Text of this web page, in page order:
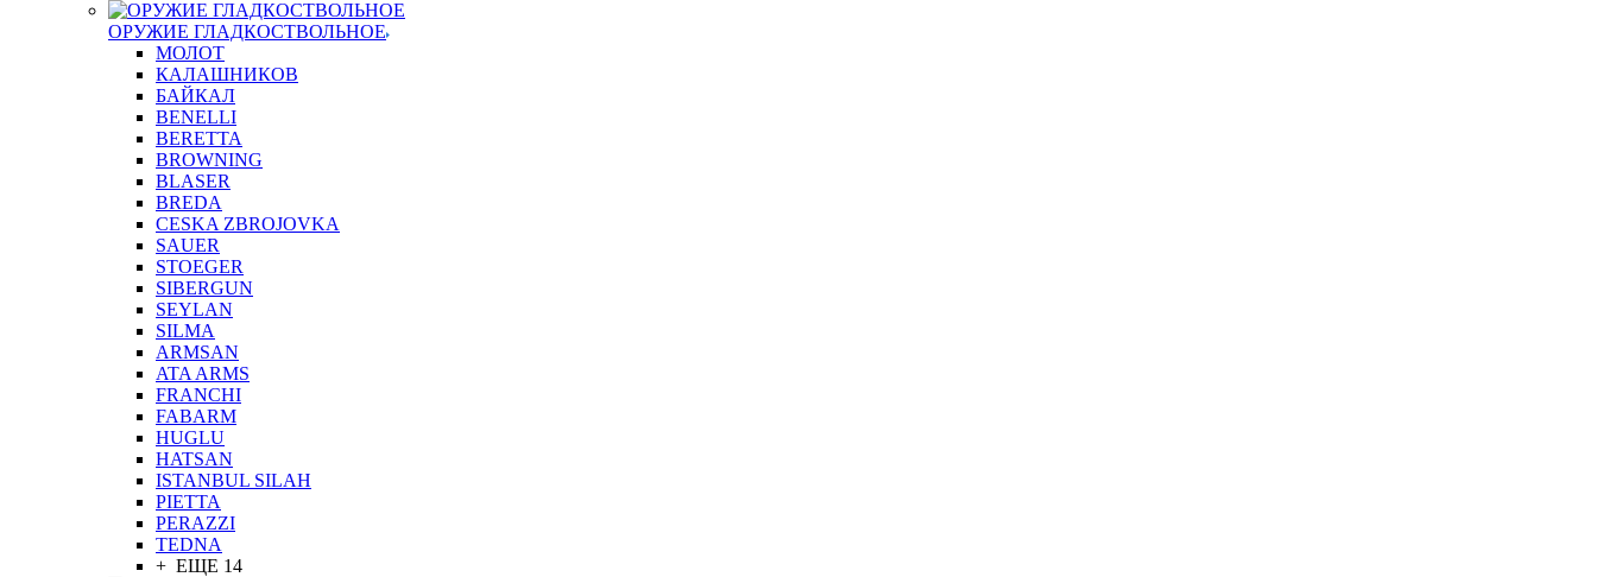
ОРУЖИЕ ГЛАДКОСТВОЛЬНОЕ
МОЛОТ
КАЛАШНИКОВ
БАЙКАЛ
BENELLI
BERETTA
BROWNING
BLASER
BREDA
CESKA ZBROJOVKA
SAUER
STOEGER
SIBERGUN
SEYLAN
SILMA
ARMSAN
ATA ARMS
FRANCHI
FABARM
HUGLU
HATSAN
ISTANBUL SILAH
PIETTA
PERAZZI
TEDNA
+ ЕЩЕ 14